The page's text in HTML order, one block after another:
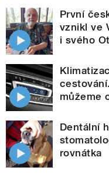
První
vznikl ve
i svého
můžeme
Dentální
rovnátka